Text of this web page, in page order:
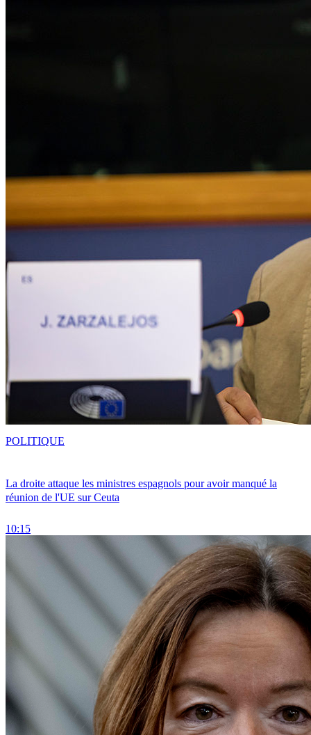
La droite attaque les ministres espagnols pour avoir manqué la
réunion de l'UE sur Ceuta
10:15
POLITIQUE